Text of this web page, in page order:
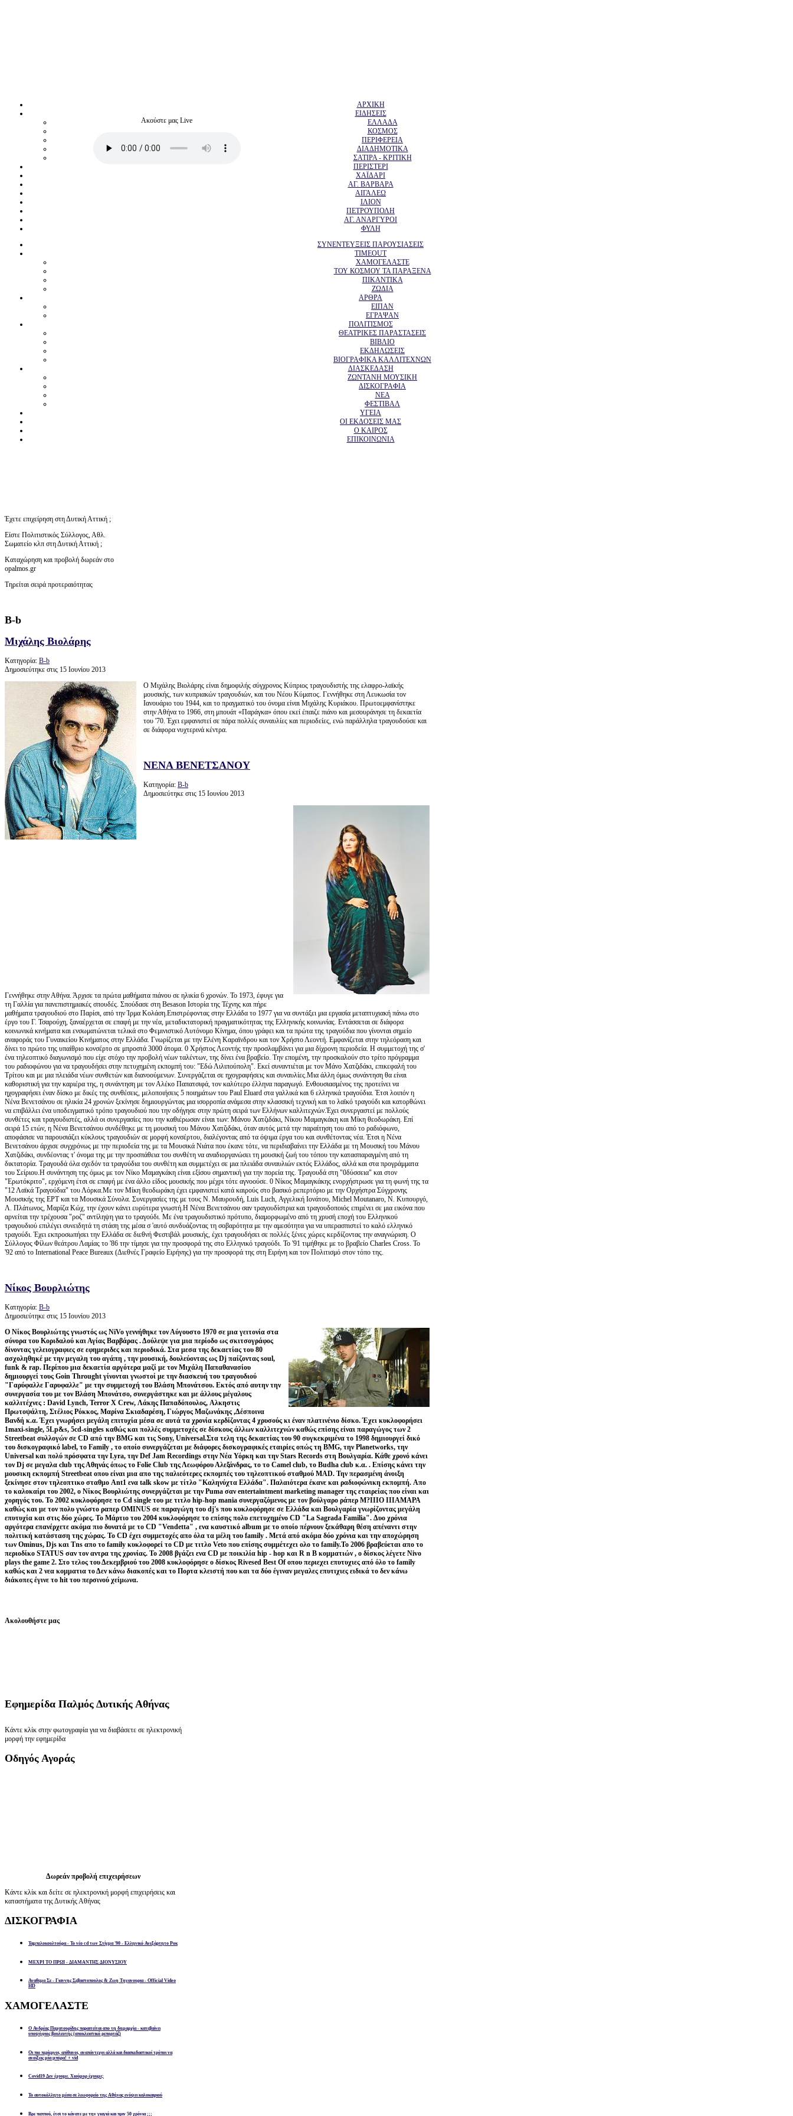
Ακούστε μας Live
ΑΡΧΙΚΗ
ΕΙΔΗΣΕΙΣ
ΕΛΛΑΔΑ
ΚΟΣΜΟΣ
ΠΕΡΙΦΕΡΕΙΑ
ΔΙΑΔΗΜΟΤΙΚΑ
ΣΑΤΙΡΑ - ΚΡΙΤΙΚΗ
ΠΕΡΙΣΤΕΡΙ
ΧΑΪΔΑΡΙ
ΑΓ. ΒΑΡΒΑΡΑ
ΑΙΓΑΛΕΩ
ΙΛΙΟΝ
ΠΕΤΡΟΥΠΟΛΗ
ΑΓ. ΑΝΑΡΓΥΡΟΙ
ΦΥΛΗ
ΣΥΝΕΝΤΕΥΞΕΙΣ ΠΑΡΟΥΣΙΑΣΕΙΣ
TIMEOUT
ΧΑΜΟΓΕΛΑΣΤΕ
ΤΟΥ ΚΟΣΜΟΥ ΤΑ ΠΑΡΑΞΕΝΑ
ΠΙΚΑΝΤΙΚΑ
ΖΩΔΙΑ
ΑΡΘΡΑ
ΕΙΠΑΝ
ΕΓΡΑΨΑΝ
ΠΟΛΙΤΙΣΜΟΣ
ΘΕΑΤΡΙΚΕΣ ΠΑΡΑΣΤΑΣΕΙΣ
ΒΙΒΛΙΟ
ΕΚΔΗΛΩΣΕΙΣ
ΒΙΟΓΡΑΦΙΚΑ ΚΑΛΛΙΤΕΧΝΩΝ
ΔΙΑΣΚΕΔΑΣΗ
ΖΩΝΤΑΝΗ ΜΟΥΣΙΚΗ
ΔΙΣΚΟΓΡΑΦΙΑ
ΝΕΑ
ΦΕΣΤΙΒΑΛ
ΥΓΕΙΑ
ΟΙ ΕΚΔΟΣΕΙΣ ΜΑΣ
Ο ΚΑΙΡΟΣ
ΕΠΙΚΟΙΝΩΝΙΑ
Έχετε επιχείρηση στη Δυτική Αττική ;
Είστε Πολιτιστικός Σύλλογος, Αθλ.
Σωματείο κλπ στη Δυτική Αττική ;
Καταχώρηση και προβολή δωρεάν στο
opalmos.gr
Τηρείται σειρά προτεραιότητας
Β-b
Μιχάλης Βιολάρης
Κατηγορία: Β-b
Δημοσιεύτηκε στις 15 Ιουνίου 2013
Ο Μιχάλης Βιολάρης είναι δημοφιλής σύγχρονος Κύπριος τραγουδιστής της ελαφρο-λαϊκής
μουσικής, των κυπριακών τραγουδιών, και του Νέου Κύματος. Γεννήθηκε στη Λευκωσία τον
Ιανουάριο του 1944, και το πραγματικό του όνομα είναι Μιχάλης Κυριάκου. Πρωτοεμφανίστηκε
στην Αθήνα το 1966, στη μπουάτ «Παράγκα» όπου εκεί έπαιζε πιάνο και μεσουράνησε τη δεκαετία
του '70. Έχει εμφανιστεί σε πάρα πολλές συναυλίες και περιοδείες, ενώ παράλληλα τραγουδούσε και
σε διάφορα νυχτερινά κέντρα.
ΝΕΝΑ ΒΕΝΕΤΣΑΝΟΥ
Κατηγορία: Β-b
Δημοσιεύτηκε στις 15 Ιουνίου 2013
Γεννήθηκε στην Αθήνα. Άρχισε τα πρώτα μαθήματα πιάνου σε ηλικία 6 χρονών. To 1973, έφυγε για
τη Γαλλία για πανεπιστημιακές σπουδές. Σπούδασε στη Besason Ιστορία της Τέχνης και πήρε
μαθήματα τραγουδιού στο Παρίσι, από την Ίρμα Κολάση.Επιστρέφοντας στην Ελλάδα το 1977 για να συντάξει μια εργασία μεταπτυχιακή πάνω στο
έργο του Γ. Τσαρούχη, ξαναέρχεται σε επαφή με την νέα, μεταδικτατορική πραγματικότητας της Ελληνικής κοινωνίας. Εντάσσεται σε διάφορα
κοινωνικά κινήματα και ενσωματώνεται τελικά στο Φεμινιστικό Αυτόνομο Κίνημα, όπου γράφει και τα πρώτα της τραγούδια που γίνονται σημείο
αναφοράς του Γυναικείου Κινήματος στην Ελλάδα. Γνωρίζεται με την Ελένη Καραϊνδρου και τον Χρήστο Λεοντή. Εμφανίζεται στην τηλεόραση και
δίνει το πρώτο της υπαίθριο κονσέρτο σε μπροστά 3000 άτομα. 0 Χρήστος Λεοντής την προσλαμβάνει για μια δίχρονη περιοδεία. Η συμμετοχή της σ'
ένα τηλεοπτικό διαγωνισμό που είχε στόχο την προβολή νέων ταλέντων, της δίνει ένα βραβείο. Την επομένη, την προσκαλούν στο τρίτο πρόγραμμα
του ραδιοφώνου για να τραγουδήσει στην πετυχημένη εκπομπή του: "Εδώ Λιλιπούπολη". Εκεί συναντιέται με τον Μάνο Χατζιδάκι, επικεφαλή του
Τρίτου και με μια πλειάδα νέων συνθετών και διανοούμενων. Συνεργάζεται σε ηχογραφήσεις και συναυλίες.Μια άλλη όμως συνάντηση θα είναι
καθοριστική για την καριέρα της, η συνάντηση με τον Αλέκο Παπατσιφά, τον καλύτερο έλληνα παραγωγό. Ενθουσιασμένος της προτείνει να
ηχογραφήσει έναν δίσκο με δικές της συνθέσεις, μελοποιήσεις 5 ποιημάτων του Paul Eluard στα γαλλικά και 6 ελληνικά τραγούδια. Έτσι λοιπόν η
Νένα Βενετσάνου σε ηλικία 24 χρονών ξεκίνησε δημιουργώντας μια ισορροπία ανάμεσα στην κλασσική τεχνική και το λαϊκό τραγούδι και κατορθώνει
να επιβάλλει ένα υποδειγματικό τρόπο τραγουδιού που την οδήγησε στην πρώτη σειρά των Ελλήνων καλλιτεχνών.Έχει συνεργαστεί με πολλούς
συνθέτες και τραγουδιστές, αλλά οι συνεργασίες που την καθιέρωσαν είναι των: Μάνου Χατζιδάκι, Νίκου Μαμαγκάκη και Μίκη θεοδωράκη. Επί
σειρά 15 ετών, η Νένα Βενετσάνου συνδέθηκε με τη μουσική του Μάνου Χατζιδάκι, όταν αυτός μετά την παραίτηση του από το ραδιόφωνο,
αποφάσισε να παρουσιάζει κύκλους τραγουδιών σε μορφή κονσέρτου, διαλέγοντας από τα όψιμα έργα του και συνθέτοντας νέα. Έτσι η Νένα
Βενετσάνου άρχισε συγχρόνως με την περιοδεία της με τα Μουσικά Νιάτα που έκανε τότε, να περιδιαβαίνει την Ελλάδα με τη Μουσική του Μάνου
Χατζιδάκι, συνδέοντας τ' όνομα της με την προσπάθεια του συνθέτη να αναδιοργανώσει τη μουσική ζωή του τόπου την κατασπαραγμένη από τη
δικτατορία. Τραγουδά όλα σχεδόν τα τραγούδια του συνθέτη και συμμετέχει σε μια πλειάδα συναυλιών εκτός Ελλάδος, αλλά και στα προγράμματα
του Σείριου.Η συνάντηση της όμως με τον Νίκο Μαμαγκάκη είναι εξίσου σημαντική για την πορεία της. Τραγουδά στη "0δύσσεια" και στον
"Ερωτόκριτο", ερχόμενη έτσι σε επαφή με ένα άλλο είδος μουσικής που μέχρι τότε αγνοούσε. 0 Νίκος Μαμαγκάκης ενορχήστρωσε για τη φωνή της τα
"12 Λαϊκά Τραγούδια" του Λόρκα.Με τον Μίκη θεοδωράκη έχει εμφανιστεί κατά καιρούς στο βασικό ρεπερτόριο με την Ορχήστρα Σύγχρονης
Μουσικής της ΕΡΤ και τα Μουσικά Σύνολα. Συνεργασίες της με τους Ν. Μαυρουδή, Luis Luch, Αγγελική Ιονάτου, Michel Moutanaro, Ν. Κυπουργό,
Λ. Πλάτωνος, Μαρίζα Κώχ, την έχουν κάνει ευρύτερα γνωστή.Η Νένα Βενετσάνου σαν τραγουδίστρια και τραγουδοποιός επιμένει σε μια εικόνα που
αρνείται την τρέχουσα "ροζ" αντίληψη για το τραγούδι. Με ένα τραγουδιστικό πρότυπο, διαμορφωμένο από τη χρυσή εποχή του Ελληνικού
τραγουδιού επιλέγει συνειδητά τη στάση της μέσα σ 'αυτό συνδυάζοντας τη σοβαρότητα με την αμεσότητα για να υπερασπιστεί το καλό ελληνικό
τραγούδι. Έχει εκπροσωπήσει την Ελλάδα σε διεθνή Φεστιβάλ μουσικής, έχει τραγουδήσει σε πολλές ξένες χώρες κερδίζοντας την αναγνώριση. Ο
Σύλλογος Φίλων θεάτρου Λαμίας το '86 την τίμησε για την προσφορά της στο Ελληνικό τραγούδι. To '91 τιμήθηκε με το βραβείο Charles Cross. To
'92 από το International Peace Bureaux (Διεθνές Γραφείο Ειρήνης) για την προσφορά της στη Ειρήνη και τον Πολιτισμό στον τόπο της.
Νίκος Βουρλιώτης
Κατηγορία: Β-b
Δημοσιεύτηκε στις 15 Ιουνίου 2013
Ο Νίκος Βουρλιώτης γνωστός ως NiVo γεννήθηκε τον Αύγουστο 1970 σε μια γειτονία στα
σύνορα του Κοριδαλού και Αγίας Βαρβάρας . Δούλεψε για μια περίοδο ως σκιτσογράφος
δίνοντας γελειογραφιες σε εφημεριδες και περιοδικά. Στα μεσα της δεκαετίας του 80
ασχοληθηκέ με την μεγαλη του αγάπη , την μουσική, δουλεύοντας ως Dj παίζοντας soul,
funk & rap. Περίπου μια δεκαετία αργότερα μαζί με τον Μιχάλη Παπαθανασίου
δημιουργεί τους Goin Throught γίνονται γνωστοί με την διασκευή του τραγουδιού
"Γαρύφαλλε Γαρυφαλλε" με την συμμετοχή του Βλάση Μπονάτσου. Εκτός από αυτην την
συνεργασία του με τον Βλάση Μπονάτσο, συνεργάστηκε και με άλλους μέγαλους
καλλιτέχνες : David Lynch, Terror X Crew, Λάκης Παπαδόπουλος, Aλκηστις
Πρωτοψάλτη, Στέλιος Ρόκκος, Μαρίνα Σκιαδαρέση, Γιώργος Μαζωνάκης ,Δέσποινα
Βανδή κ.α. Έχει γνωρήσει μεγάλη επιτυχία μέσα σε αυτά τα χρονία κερδίζοντας 4 χρυσούς κι έναν πλατινένιο δίσκο. Έχει κυκλοφορήσει
1maxi-single, 5Lp&s, 5cd-singles καθώς και πολλές συμμετοχές σε δίσκους άλλων καλλιτεχνών καθώς επίσης είναι παραγώγος των 2
Streetbeat συλλογών σε CD από την BMG και τις Sony, Universal.Στα τελη της δεκαετίας του 90 συγκεκριμένα το 1998 δημιουργεί δικό
του δισκογραφικό label, το Family , το οποίο συνεργάζεται με διάφορες δισκογραφικές εταιρίες οπώς τη BMG, την Planetworks, την
Universal και πολύ πρόσφατα την Lyra, την Def Jam Recordings στην Νέα Υόρκη και την Stars Records στη Βουλγαρία. Κάθε χρονό κάνει
τον Dj σε μεγαλα club της Αθηνάς όπως το Folie Club της Λεωφόρου Αλεξάνδρας, το το Camel club, το Βudha club κ.α. . Επίσης κάνει την
μουσικη εκπομπή Streetbeat οπου είναι μια απο της παλιεότερες εκπομπές του τηλεοπτικού σταθμού MAD. Την περασμένη άνοιξη
ξεκίνησε στον τηλεοπτικο σταθμο Ant1 ενα talk skow με τίτλο "Καληνύχτα Ελλάδα". Παλαιότερα έκανε και ραδιοφώνικη εκπομπή. Aπο
το καλοκαίρι του 2002, ο Νίκος Βουρλιώτης συνεργάζεται με την Puma σαν entertaintment marketing manager της εταιρείας που είναι και
χορηγός του. Το 2002 κυκλοφόρησε το Cd single του με τιτλο hip-hop mania συνεργαζόμενος με τον βούλγαρο ράπερ M?IIIO IIIAMAPA
καθώς και με τον πολυ γνώστο ραπερ OMINUS σε παραγώγη του dj's που κυκλοφόρησε σε Ελλάδα και Βουλγαρία γνωρίζοντας μεγάλη
επυτυχία και στις δύο χώρες. Το Μάρτιο του 2004 κυκλοφόρησε το επίσης πολυ επετυχημένο CD "La Sagrada Familia". Δυο χρόνια
αργότερα επανέρχετε ακόμα πιο δυνατά με το CD "Vendetta" , ενα καυστικό album με το οποίο πέρνουν ξεκάθαρη θέση απέναντι στην
πολιτική κατάσταση της χώρας. Το CD έχει συμμετοχές απο όλα τα μέλη του family . Μετά από ακόμα δύο χρόνια και την αποχώρηση
των Ominus, Djs και Tns απο το family κυκλοφορεί το CD με τιτλο Veto που επίσης συμμέτεχει ολο το family.Το 2006 βραβεύεται απο το
περιοδίκο STATUS σαν τον αντρα της χρονίας. Το 2008 βγάζει ενα CD με ποικιλία hip - hop και R n B κομματιών , ο δίσκος λέγετε Nivo
plays the game 2. Στο τελος του Δεκεμβριού του 2008 κυκλοφόρησε ο δίσκος Rivesed Best Of οπου περιεχει επυτυχιες από όλο το family
καθώς και 2 νεα κομματια το Δεν κάνω διακοπές και το Πορτα κλειστή που και τα δύο έγιναν μεγαλες επυτιχιες ειδικά το δεν κάνω
διάκοπες έγινε το hit του περσινού χείμωνα.
Ακολουθήστε μας
Εφημερίδα Παλμός Δυτικής Αθήνας
Κάντε κλίκ στην φωτογραφία για να διαβάσετε σε ηλεκτρονική
μορφή την εφημερίδα
Οδηγός Αγοράς
Δωρεάν προβολή επιχειρήσεων
Κάντε κλίκ και δείτε σε ηλεκτρονική μορφή επιχειρήσεις και
καταστήματα της Δυτικής Αθήνας
ΔΙΣΚΟΓΡΑΦΙΑ
Ταμπελοκουλτούρα - Το νέο cd των Στίγμα '90 - Ελληνικό Ανεξάρτητο Ροκ
ΜΕΧΡΙ ΤΟ ΠΡΩΙ - ΔΙΑΜΑΝΤΗΣ ΔΙΟΝΥΣΙΟΥ
Αναθεμα Σε - Γιαννης Σεβαστοπουλος & Ζωη Τηγανουρια - Official Video
HD
ΧΑΜΟΓΕΛΑΣΤΕ
Ο Ανδρέας Παχατουρίδης παραιτείται απο τη δημαρχία - κατεβαίνει
υποψήφιος βουλευτής (αποκλειστικό ρεπορτάζ)
Οι πιο περίεργοι, απίθανοι, αναπάντεχοι αλλά και διασκεδαστικοί τρόποι να
ανοίξεις μία μπύρα! + vid
Covid19 Δεν έχουμε. Χιούμορ έχουμε;
Το αυτοκόλλητο μέσα σε λεωφορείο της Αθήνας ενόψει καλοκαιριού
Βρε παππού, έτσι το κάνατε με την γιαγιά και πριν 50 χρόνια ;;;